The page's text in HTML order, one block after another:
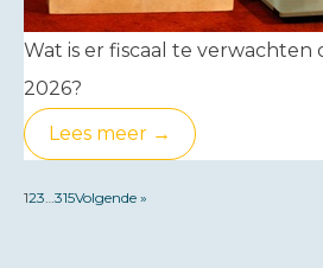
Wat is er fiscaal te verwachten
2026?
Lees meer →
123 315Volgende »